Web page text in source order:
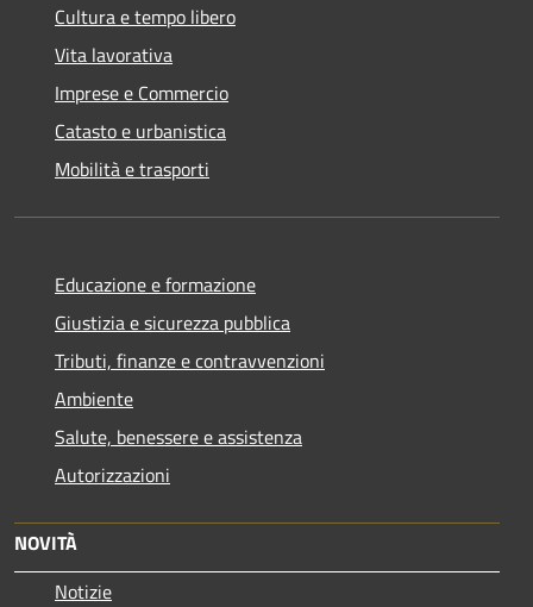
Cultura e tempo libero
Vita lavorativa
Imprese e Commercio
Catasto e urbanistica
Mobilità e trasporti
Educazione e formazione
Giustizia e sicurezza pubblica
Tributi, finanze e contravvenzioni
Ambiente
Salute, benessere e assistenza
Autorizzazioni
NOVITÀ
Notizie